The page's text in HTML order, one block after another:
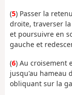
(5) Passer la
droite, traverser
et poursuivre en
gauche et
(6) Au croisement
jusqu'au hameau
obliquant sur la